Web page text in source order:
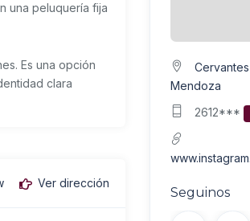
una peluquería fija
Es una opción
clara
Ver dirección
Mendoza
2612***
Seguinos